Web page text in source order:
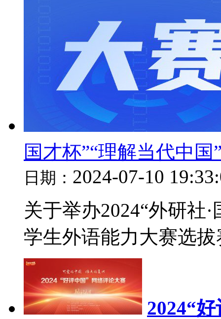
国才杯”“理解当代中
日期： 2024-07-10
关于举办2024“外研社
学生外语能力大赛选
2024“